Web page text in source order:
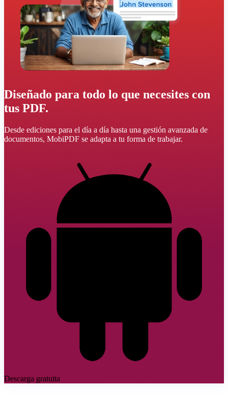
Diseñado para todo lo que necesites con
tus PDF.
Desde ediciones para el día a día hasta una gestión avanzada de
documentos, MobiPDF se adapta a tu forma de trabajar.
Descarga gratuita